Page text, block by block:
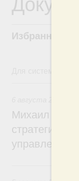
Избранные
Для системного
Михаил
управления